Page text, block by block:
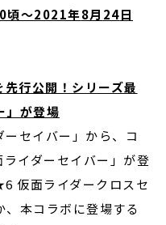
頃～2021年8月 24日
行公開！シリーズ最
」が登場
セイバー」から、コ
イダーセイバー」が登
仮面ライダークロスセ
本コラボに登場する